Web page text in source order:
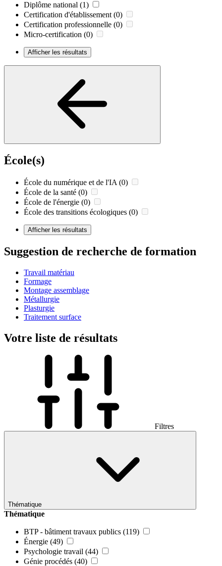
Diplôme national (1)
Certification d'établissement (0)
Certification professionnelle (0)
Micro-certification (0)
Afficher les résultats
École(s)
École du numérique et de l'IA (0)
École de la santé (0)
École de l'énergie (0)
École des transitions écologiques (0)
Afficher les résultats
Suggestion de recherche de formation
Travail matériau
Formage
Montage assemblage
Métallurgie
Plasturgie
Traitement surface
Votre liste de résultats
Filtres
Thématique
Thématique
BTP - bâtiment travaux publics (119)
Énergie (49)
Psychologie travail (44)
Génie procédés (40)